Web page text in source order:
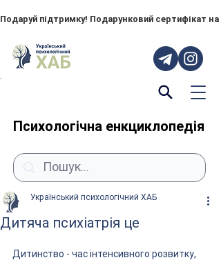
Подаруй підтримку! Подарунковий сертифікат
Психологічна енкциклопедія
Дитяча психіатрія це
Український психологічний ХАБ
Дитинство - час інтенсивного розвитку,